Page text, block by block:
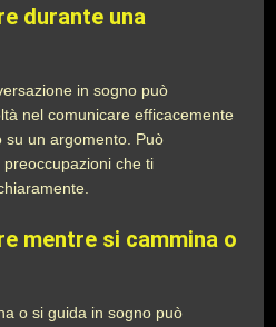
durante una
in sogno può
nel comunicare efficacemente
su un argomento. Può
che ti
mentre si cammina o
o si guida in sogno può